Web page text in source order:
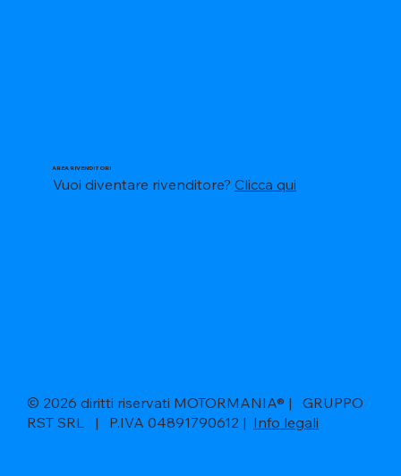
AREA RIVENDITORI
Vuoi diventare rivenditore?Clicca qui
© 2026 diritti riservati MOTORMANIA® | GRUPPO
RST SRL | P.IVA 04891790612 | Info legali